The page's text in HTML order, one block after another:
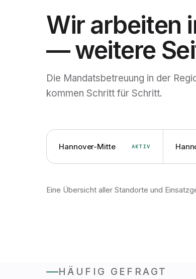
Wir arbeiten
— weitere
Die Mandats­betreuung in der
kommen Schritt für Schritt.
Hannover-Mitte AKTIV
Eine Übersicht aller Standorte und
HÄUFIG GEFRAGT